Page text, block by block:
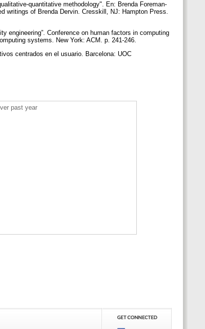
quantitative methodology". En: Brenda Foreman-
writings of Brenda Dervin. Cresskill, NJ: Hampton Press.
engineering”. Conference on human factors in computing
systems. New York: ACM. p. 241-246.
centrados en el usuario. Barcelona: UOC
past year